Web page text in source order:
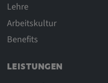
Lehre
Arbeitskultur
Benefits
LEISTUNGEN